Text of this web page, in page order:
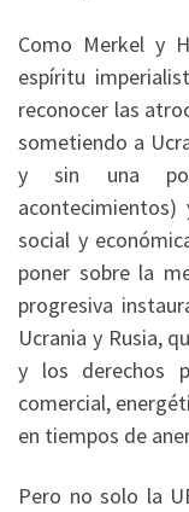
Como Merkel y
espíritu
reconocer las
sometiendo a
y sin una
social y
poner sobre la
progresiva
Ucrania y Rusia,
y los derechos
comercial,
en tiempos de
Pero no solo la